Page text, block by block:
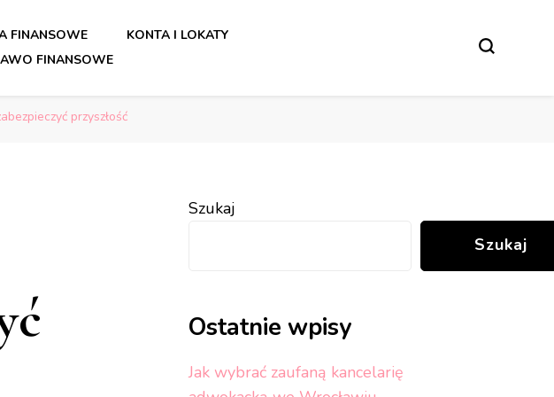
finansów.
finansów.
FINANSOWE
KONTA I LOKATY
FINANSOWE
przyszłość
Szukaj
Szukaj
Ostatnie wpisy
Jak wybrać zaufaną kancelarię